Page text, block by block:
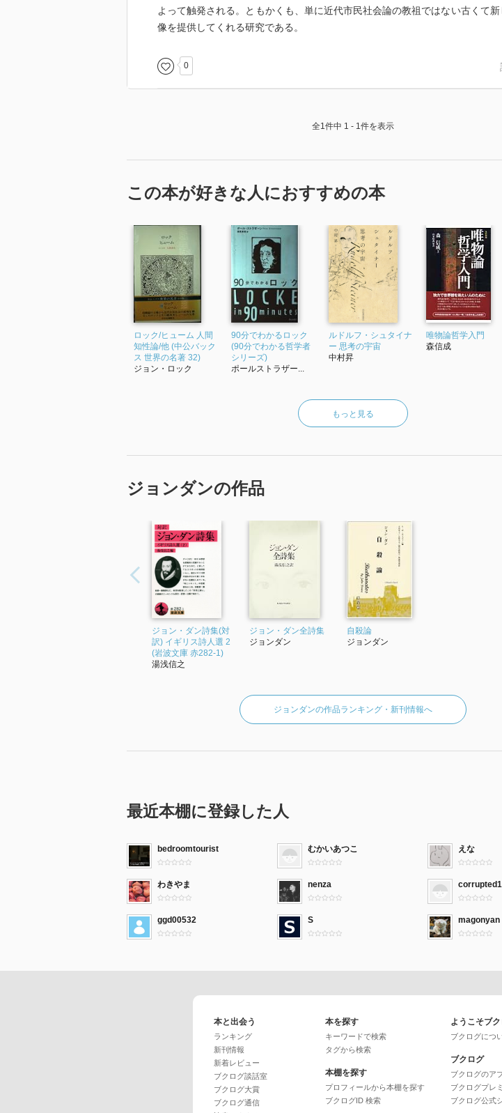
よって触発される。ともかくも、単に近代市民社会論の教祖ではない古くて新
像を提供してくれる研究である。
0
全1件中 1 - 1件を表示
この本が好きな人におすすめの本
ロック/ヒューム 人間
知性論/他 (中公バック
ス 世界の名著 32)
ジョン・ロック
90分でわかるロック
(90分でわかる哲学者
シリーズ)
ポールストラザー...
ルドルフ・シュタイナ
ー 思考の宇宙
中村昇
唯物論哲学入門
森信成
もっと見る
ジョンダンの作品
ジョン・ダン詩集(対
訳) イギリス詩人選 2
(岩波文庫 赤282-1)
湯浅信之
ジョン・ダン全詩集
ジョンダン
自殺論
ジョンダン
ジョンダンの作品ランキング・新刊情報へ
最近本棚に登録した人
bedroomtourist むかいあつこ えな
わきやま nenza
ggd00532 S magonyan
本と出会う
ランキング
新刊情報
新着レビュー
ブクログ談話室
ブクログ大賞
ブクログ通信
本を探す
キーワードで検索
タグから検索
本棚を探す
プロフィールから本棚を探す
ブクログID 検索
ようこそブ
ブクログにつ
ブクログ
ブクログのア
ブクログプレ
ブクログ公式